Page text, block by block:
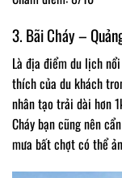
3. Bãi Cháy –
Là địa điểm du lịch
thích của du khách
nhân tạo trải dài hơn
Cháy bạn cũng nên
mưa bất chợt có thể